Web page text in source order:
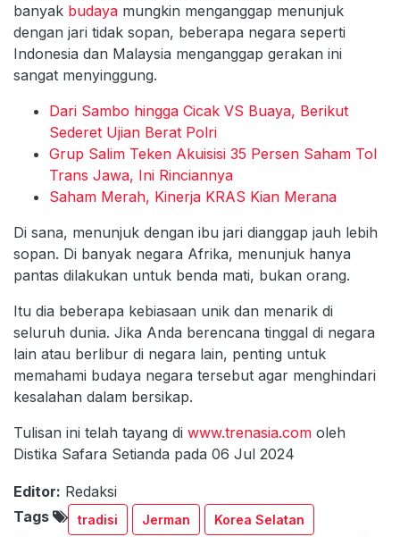
banyak budaya mungkin menganggap menunjuk
dengan jari tidak sopan, beberapa negara seperti
Indonesia dan Malaysia menganggap gerakan ini
sangat menyinggung.
Dari Sambo hingga Cicak VS Buaya, Berikut
Sederet Ujian Berat Polri
Grup Salim Teken Akuisisi 35 Persen Saham Tol
Trans Jawa, Ini Rinciannya
Saham Merah, Kinerja KRAS Kian Merana
Di sana, menunjuk dengan ibu jari dianggap jauh lebih
sopan. Di banyak negara Afrika, menunjuk hanya
pantas dilakukan untuk benda mati, bukan orang.
Itu dia beberapa kebiasaan unik dan menarik di
seluruh dunia. Jika Anda berencana tinggal di negara
lain atau berlibur di negara lain, penting untuk
memahami budaya negara tersebut agar menghindari
kesalahan dalam bersikap.
Tulisan ini telah tayang di www.trenasia.com oleh
Distika Safara Setianda pada 06 Jul 2024
Editor: Redaksi
Tags
tradisi Jerman Korea Selatan